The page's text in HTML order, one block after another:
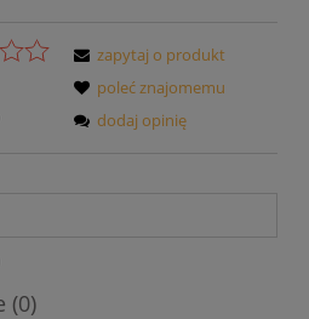
zapytaj o produkt
poleć znajomemu
dodaj opinię
kosztów płatności
(0)